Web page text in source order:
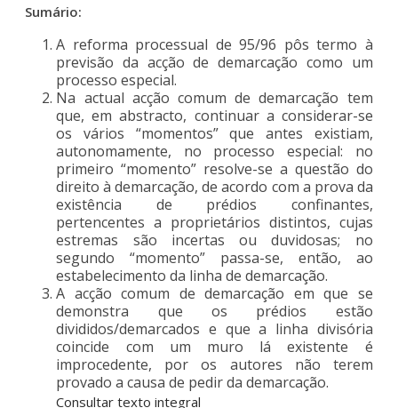
Sumário:
A reforma processual de 95/96 pôs termo à
previsão da acção de demarcação como um
processo especial.
Na actual acção comum de demarcação tem
que, em abstracto, continuar a considerar-se
os vários “momentos” que antes existiam,
autonomamente, no processo especial: no
primeiro “momento” resolve-se a questão do
direito à demarcação, de acordo com a prova da
existência de prédios confinantes,
pertencentes a proprietários distintos, cujas
estremas são incertas ou duvidosas; no
segundo “momento” passa-se, então, ao
estabelecimento da linha de demarcação.
A acção comum de demarcação em que se
demonstra que os prédios estão
divididos/demarcados e que a linha divisória
coincide com um muro lá existente é
improcedente, por os autores não terem
provado a causa de pedir da demarcação.
Consultar texto integral